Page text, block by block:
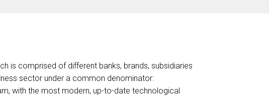
is comprised of different banks, brands, subsidiaries
sector under a common denominator:
with the most modern, up-to-date technological